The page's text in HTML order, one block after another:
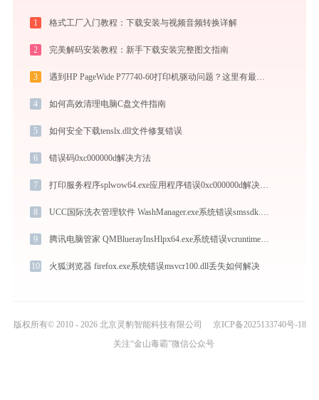
1 格式工厂入门教程：下载安装与视频音频转换详解
2 完美解码安装教程：新手下载安装完整图文指南
3
4 如何高效清理电脑C盘文件指南
5 如何安全下载tenslx.dll文件修复错误
6 错误码0xc000000d解决方法
7 打印服务程序splwow64.exe应用程序错误0xc000000d解决方法
8
9 腾讯电脑管家 QMBluerayInsHlpx64.exe系统错误vcruntime140_1.dll丢失如何解决
10 火狐浏览器 firefox.exe系统错误msvcr100.dll丢失如何解决
版权所有© 2010 - 2026 北京灵豹智能科技有限公司
京ICP备2025133740号-18
关注“金山毒霸”微信公众号